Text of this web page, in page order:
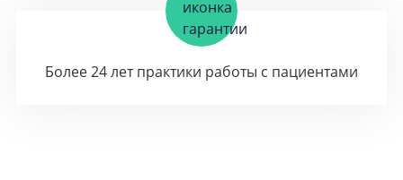
Более 24 лет практики работы с пациентами